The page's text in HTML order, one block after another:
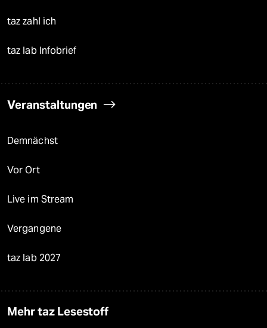
taz zahl ich
taz lab Infobrief
Veranstaltungen
Demnächst
Vor Ort
Live im Stream
Vergangene
taz lab 2027
Mehr taz Lesestoff